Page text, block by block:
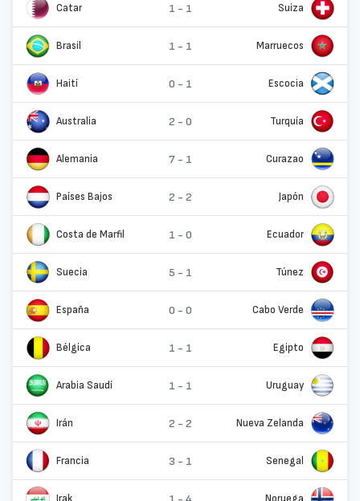
Catar 1 - 1 Suiza
Brasil 1 - 1 Marruecos
Haití 0 - 1 Escocia
Australia 2 - 0 Turquía
Alemania 7 - 1 Curazao
Países Bajos 2 - 2 Japón
Costa de Marfil 1 - 0 Ecuador
Suecia 5 - 1 Túnez
España 0 - 0 Cabo Verde
Bélgica 1 - 1 Egipto
Arabia Saudí 1 - 1 Uruguay
Irán 2 - 2 Nueva Zelanda
Francia 3 - 1 Senegal
Irak Noruega